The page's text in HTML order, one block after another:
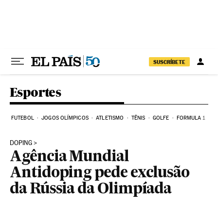
SUSCRÍBETE
Esportes
FUTEBOL JOGOS OLÍMPICOS ATLETISMO TÊNIS GOLFE FORMULA 1
DOPING
Agência Mundial
Antidoping pede exclusão
da Rússia da Olimpíada